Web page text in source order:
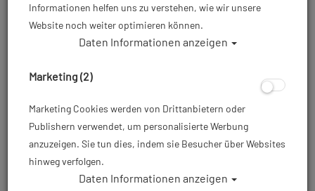
Informationen helfen uns zu verstehen, wie wir unsere
Website noch weiter optimieren können.
Daten Informationen anzeigen
Marketing (2)
Marketing Cookies werden von Drittanbietern oder
Publishern verwendet, um personalisierte Werbung
anzuzeigen. Sie tun dies, indem sie Besucher über Websites
hinweg verfolgen.
Daten Informationen anzeigen